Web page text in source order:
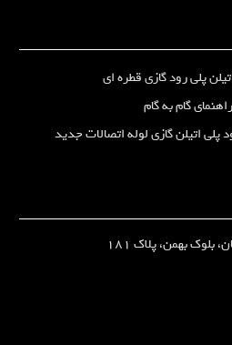
پلی رود گازی قطره ای
گام به گام
اتیلن گازی لوله اتصالات جدید
بلوک بهمن، پلاک 181